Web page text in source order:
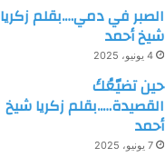
الصبر في دمي….بقلم زكريا
شيخ أحمد
4 يونيو، 2025
حين تضيّعُكَ
القصيدة…..بقلم زكريا شيخ
أحمد
7 يونيو، 2025